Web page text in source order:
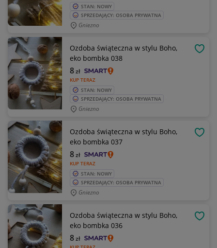
STAN: NOWY
SPRZEDAJĄCY: OSOBA PRYWATNA
Gniezno
Ozdoba świąteczna w stylu Boho,
eko bombka 038
KUP TERAZ
8zł
STAN: NOWY
SPRZEDAJĄCY: OSOBA PRYWATNA
Gniezno
Ozdoba świąteczna w stylu Boho,
eko bombka 037
KUP TERAZ
8zł
STAN: NOWY
SPRZEDAJĄCY: OSOBA PRYWATNA
Gniezno
Ozdoba świąteczna w stylu Boho,
eko bombka 036
8zł